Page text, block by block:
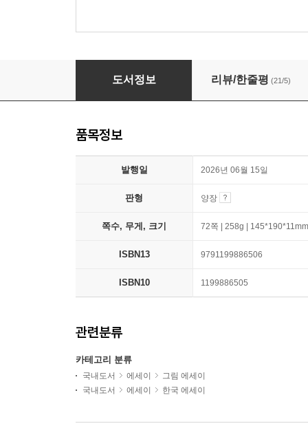
하얀 바람
도서정보 리뷰/한줄평 (21/5)
품목정보
발행일 2026년 06월 15일
판형 양장
쪽수, 무게, 크기 72쪽 | 258g | 145*190*11mm
ISBN13 9791199886506
ISBN10 1199886505
관련분류
카테고리 분류
국내도서 에세이
그림 에세이
국내도서
에세이 한국 에세이